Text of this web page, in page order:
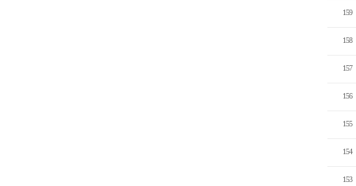
159
158
157
156
155
154
153